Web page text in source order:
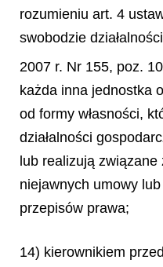
rozumieniu art. 4
swobodzie
2007 r. Nr 155, poz.
każda inna jednostka
od formy własności,
działalności
lub realizują
niejawnych umowy
przepisów prawa;
14) kierownikiem